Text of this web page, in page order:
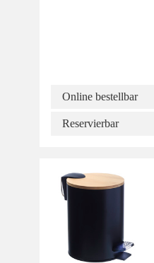
Online bestellbar
Reservierbar